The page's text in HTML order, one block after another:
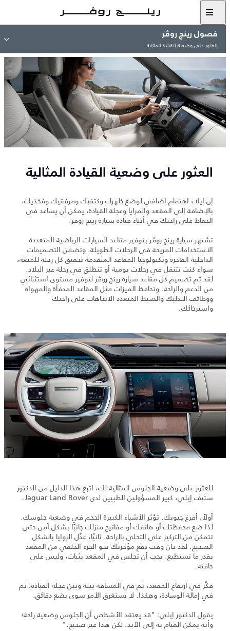
فصول رينج روڤر
العثور على وضعية القيادة المثالية
العثور على وضعية القيادة المثالية
إن إيلاء اهتمام إضافي لوضع ظهرك وكتفيك ومرفقيك وفخذيك،
بالإضافة إلى المقعد والمرايا وعجلة القيادة، يمكن أن يساعد في
الحفاظ على راحتك في أثناء قيادة سيارة رينج روڤر.
تشتهر سيارة رينج روڤر بتوفير مقاعد السيارات الرياضية المتعددة
الاستخدامات المريحة في الرحلات الطويلة. وتضمن التصميمات
الداخلية الفاخرة وتكنولوجيا المقاعد المتقدمة تحقيق كل رحلة للمتعة،
سواء كنت تتنقل في رحلات يومية أو تنطلق في رحلة عبر البلاد.
لقد تم تصميم كل مقاعد سيارة رينج روڤر لتوفير مستوى استثنائي
من الدعم والراحة. وتحافظ الميزات مثل المقاعد المدفأة والمهواة
ووظائف التدليك والضبط المتعدد الاتجاهات على راحتك
واسترخائك.
للعثور على وضعية الجلوس المثالية لك، اتبع هذا الدليل من الدكتور
ستيف إيلي، كبير المسؤولين الطبيين لدى Jaguar Land Rover.
أولاً، أفرغ جيوبك. تؤثر الأشياء الكبيرة الحجم في وضعية جلوسك.
لذا ضع محفظتك أو هاتفك أو مفاتيح منزلك جانبًا بشكل آمن حتى
تتمكن من التركيز على التحلي بالراحة. ثانيًا، عدِّل الزوايا بالشكل
الصحيح. لقد حان وقت دفع مؤخرتك نحو الجزء الخلفي من المقعد
بقدر ما تستطيع. يجب أن تجلس في المقعد بثبات، وليس على
حافته.
فكِّر في ارتفاع المقعد، ثم في المسافة بينه وبين عجلة القيادة، ثم
في إمالة الوسادة، وهكذا. لا يستغرق الأمر سوى بضع دقائق.
يقول الدكتور إيلي: "قد يعتقد الأشخاص أن الجلوس وضعية راحة؛
وأنه يمكن القيام به إلى الأبد. لكن هذا غير صحيح."